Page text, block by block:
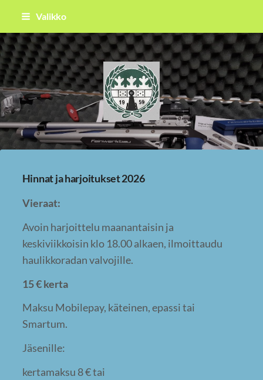
Siirry
sivun
sisältöön
Valikko
Raahen Ampujat ry
Hinnat ja harjoitukset 2026
Vieraat:
Avoin harjoittelu maanantaisin ja
keskiviikkoisin klo 18.00 alkaen, ilmoittaudu
haulikkoradan valvojille.
15 € kerta
Maksu Mobilepay, käteinen, epassi tai
Smartum.
Jäsenille:
kertamaksu 8 € tai